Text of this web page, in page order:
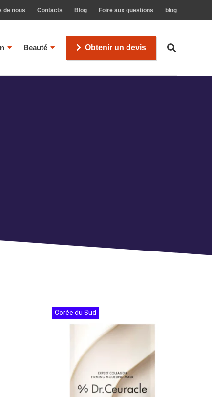
de nous Contacts Blog Foire aux questions blog
Beauté Obtenir un devis
Corée du Sud